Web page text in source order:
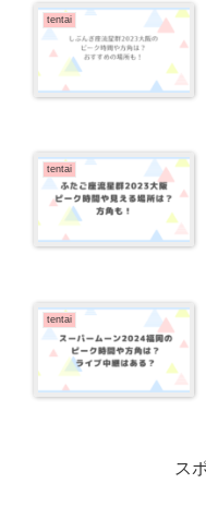
tentai
tentai
tentai
ス